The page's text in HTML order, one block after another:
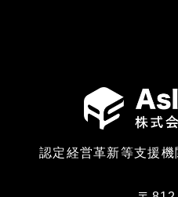
認定経営革新等支援